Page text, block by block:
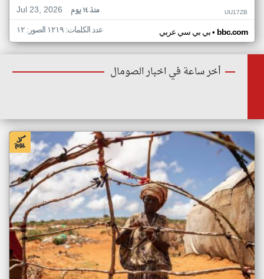
Jul 23, 2026
منذ ١٤ يوم UU17ZB
بي بي سي عربي• bbc.com عدد الكلمات: ١٢١٩ الصور: ١٢
أخر ساعة في اخبار الصومال